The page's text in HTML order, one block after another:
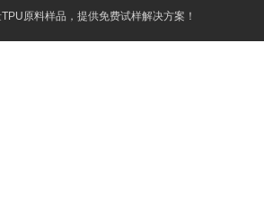
原料样品，提供免费试样解决方案！